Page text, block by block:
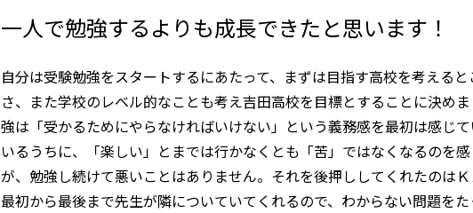
一人で勉強するよりも成長できたと思います！
自分は受験勉強をスタートするにあたって、まずは目指す高校を考える
さ、また学校のレベル的なことも考え吉田高校を目標とすることに決め
強は「受かるためにやらなければいけない」という義務感を最初は感じ
いるうちに、「楽しい」とまでは行かなくとも「苦」ではなくなるのを
が、勉強し続けて悪いことはありません。それを後押ししてくれたのは
最初から最後まで先生が隣についていてくれるので、わからない問題を